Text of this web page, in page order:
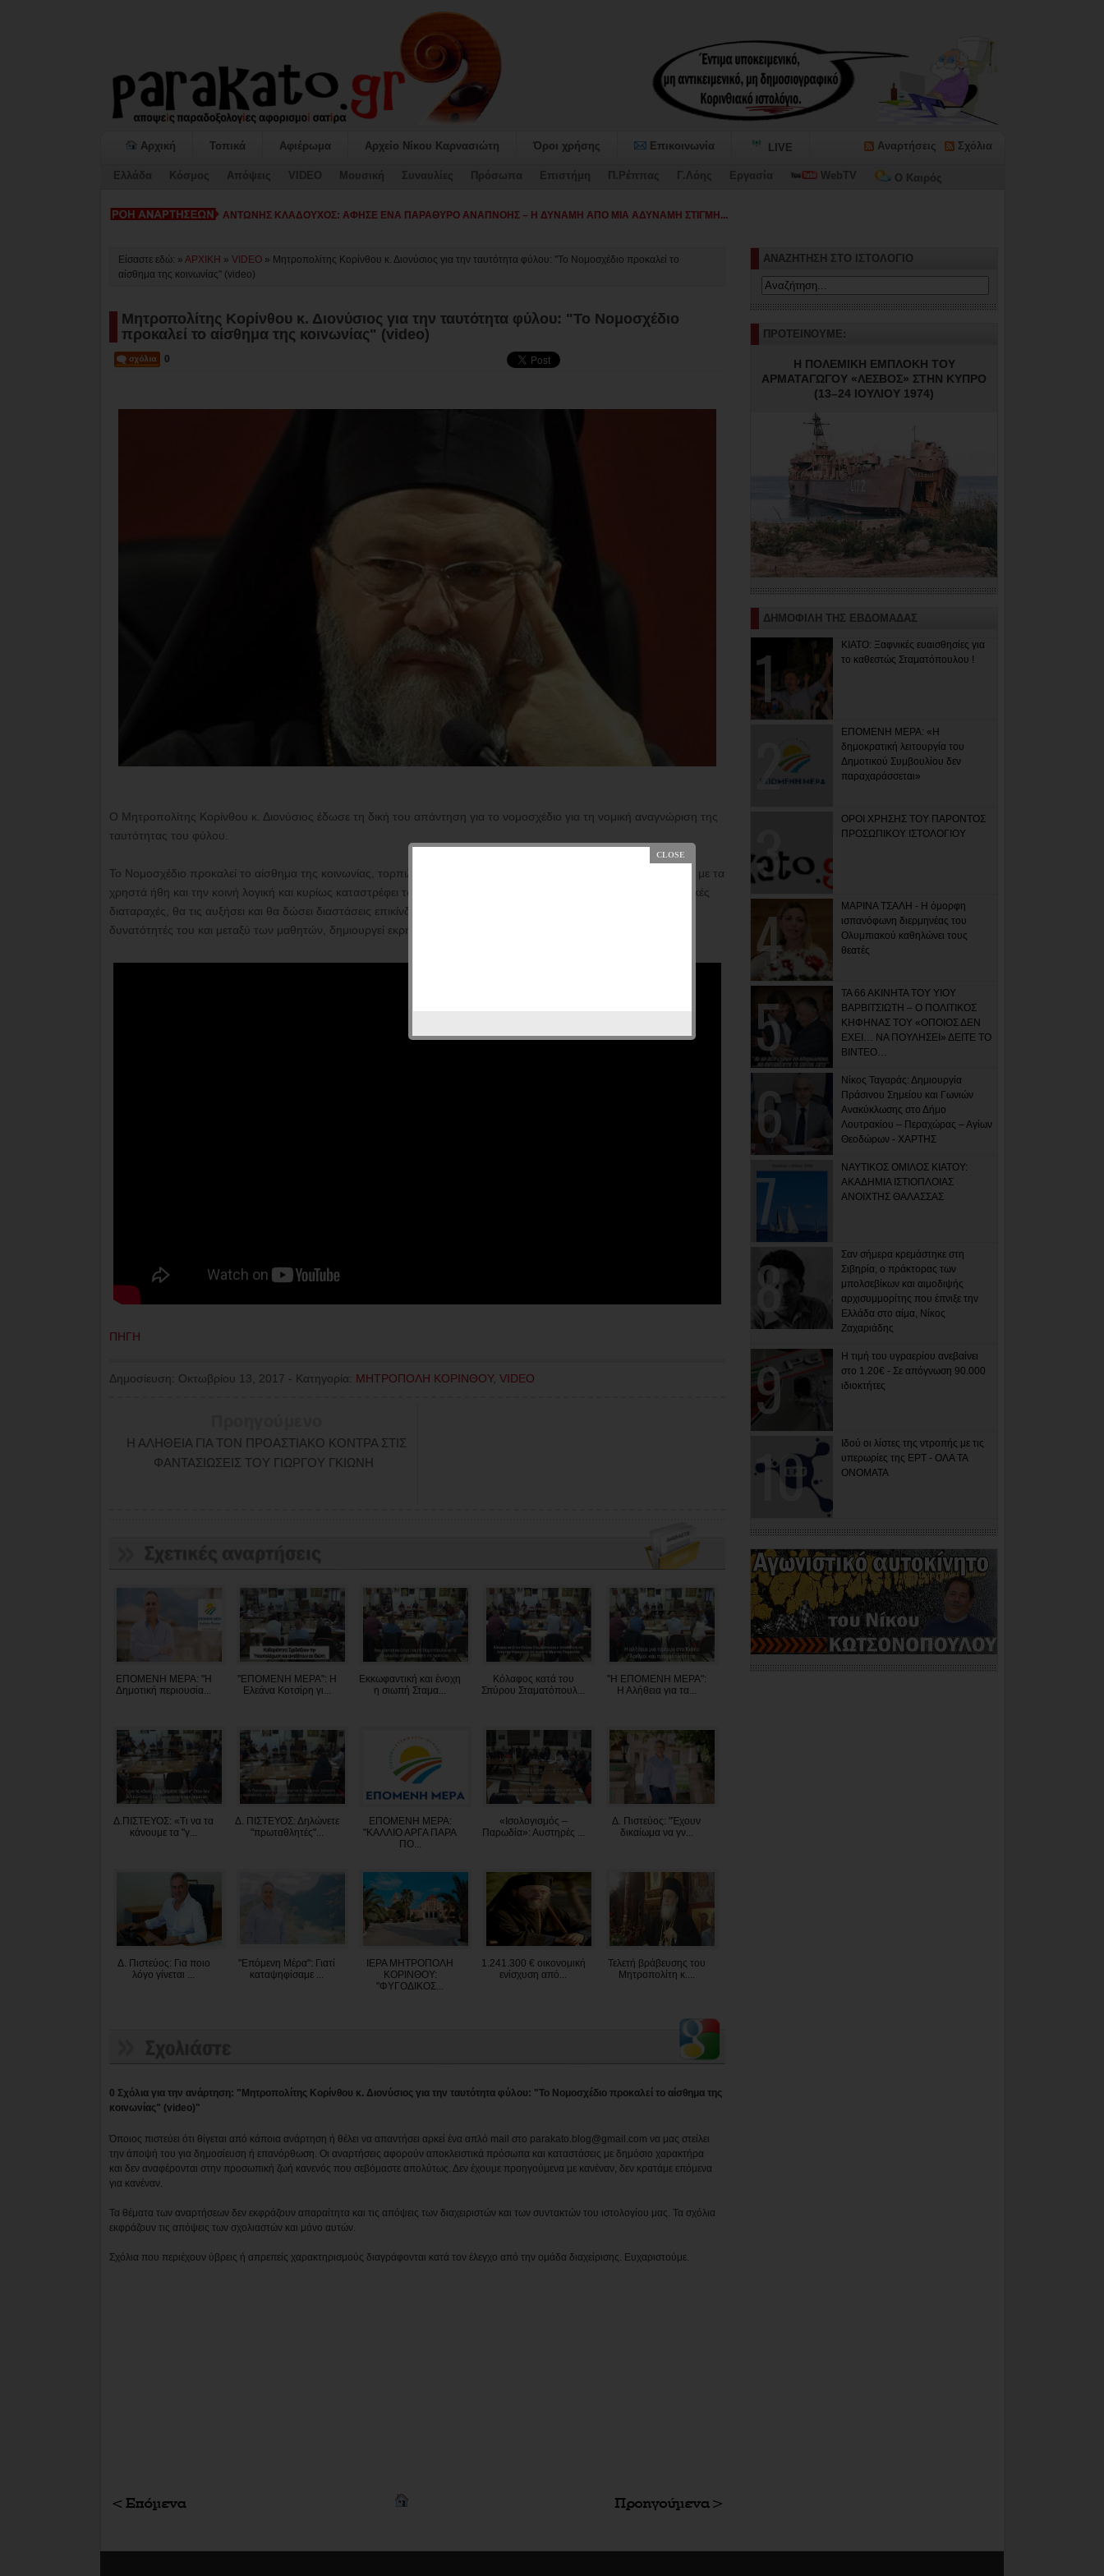
Αρχική Τοπικά Αφιέρωμα Αρχείο Νίκου Καρνασιώτη Όροι χρήσης Επικοινωνία LIVE Αναρτήσεις Σχόλια
Ελλάδα Κόσμος Απόψεις VIDEO Μουσική Συναυλίες Πρόσωπα Επιστήμη Π.Ρέππας Γ.Λόης Εργασία WebTV Ο Καιρός
ΚΙΑΤΟ: _
Είσαστε εδώ: » ΑΡΧΙΚΗ » VIDEO » Μητροπολίτης Κορίνθου κ. Διονύσιος για την ταυτότητα φύλου: "Το Νομοσχέδιο προκαλεί το
αίσθημα της κοινωνίας" (video)
Μητροπολίτης Κορίνθου κ. Διονύσιος για την ταυτότητα φύλου: "Το Νομοσχέδιο
προκαλεί το αίσθημα της κοινωνίας" (video)
0
O Μητροπολίτης Κορίνθου κ. Διονύσιος έδωσε τη δική του απάντηση για το νομοσχέδιο για τη νομική αναγνώριση της
ταυτότητας του φύλου.
Το Νομοσχέδιο προκαλεί το αίσθημα της κοινωνίας, τορπιλίζει τον ιερό θεσμό της οικογένειας, έρχεται σε αντίθεση με τα
χρηστά ήθη και την κοινή λογική και κυρίως καταστρέφει τον άνθρωπο. Αντί να λιγοστεύει τη σύγχυση και τις ψυχικές
διαταραχές, θα τις αυξήσει και θα δώσει διαστάσεις επικίνδυνου κοινωνικού φαινομένου. Ιδίως όταν επεκτείνει τις
δυνατότητές του και μεταξύ των μαθητών, δημιουργεί εκρηκτική κατάσταση και στα σχολεία.
ΠΗΓΗ
Δημοσίευση: Οκτωβρίου 13, 2017 - Κατηγορία: ΜΗΤΡΟΠΟΛΗ ΚΟΡΙΝΘΟΥ, VIDEO
Η ΑΛΗΘΕΙΑ ΓΙΑ ΤΟΝ ΠΡΟΑΣΤΙΑΚΟ ΚΟΝΤΡΑ ΣΤΙΣ
ΦΑΝΤΑΣΙΩΣΕΙΣ ΤΟΥ ΓΙΩΡΓΟΥ ΓΚΙΩΝΗ
ΕΠΟΜΕΝΗ ΜΕΡΑ: "Η
Δημοτική περιουσία...
"ΕΠΟΜΕΝΗ ΜΕΡΑ": Η
Ελεάνα Κοτσίρη γι...
Εκκωφαντική και ένοχη
η σιωπή Σταμα...
Kόλαφος κατά του
Σπύρου Σταματόπουλ...
"Η ΕΠΟΜΕΝΗ ΜΕΡΑ":
Η Αλήθεια για τα...
Δ.ΠΙΣΤΕΥΟΣ: «Τι να τα
κάνουμε τα "γ...
Δ. ΠΙΣΤΕΥΟΣ: Δηλώνετε
"πρωταθλητές"...
ΕΠΟΜΕΝΗ ΜΕΡΑ:
"ΚΑΛΛΙΟ ΑΡΓΑ ΠΑΡΑ
ΠΟ...
«Ισολογισμός –
Παρωδία»: Αυστηρές ...
Δ. Πιστεύος: "Έχουν
δικαίωμα να γν...
Δ. Πιστεύος: Για ποιο
λόγο γίνεται ...
"Επόμενη Μέρα": Γιατί
καταψηφίσαμε ...
ΙΕΡΑ ΜΗΤΡΟΠΟΛΗ
ΚΟΡΙΝΘΟΥ:
"ΦΥΓΟΔΙΚΟΣ...
1.241.300 € οικονομική
ενίσχυση από...
Τελετή βράβευσης του
Μητροπολίτη κ....
0 Σχόλια για την ανάρτηση: "Μητροπολίτης Κορίνθου κ. Διονύσιος για την ταυτότητα φύλου: "Το Νομοσχέδιο προκαλεί το αίσθημα της
κοινωνίας" (video)"
Όποιος πιστεύει ότι θίγεται από κάποια ανάρτηση ή θέλει να απαντήσει αρκεί ένα απλό mail στο parakato.blog@gmail.com να μας στείλει
την άποψή του για δημοσίευση ή επανόρθωση. Οι αναρτήσεις αφορούν αποκλειστικά πρόσωπα και καταστάσεις με δημόσιο χαρακτήρα
και δεν αναφέρονται στην προσωπική ζωή κανενός που σεβόμαστε απολύτως. Δεν έχουμε προηγούμενα με κανέναν, δεν κρατάμε επόμενα
για κανέναν.
Τα θέματα των αναρτήσεων δεν εκφράζουν απαραίτητα και τις απόψεις των διαχειριστών και των συντακτών του ιστολογίου μας. Τα σχόλια
εκφράζουν τις απόψεις των σχολιαστών και μόνο αυτών.
Σχόλια που περιέχουν ύβρεις ή απρεπείς χαρακτηρισμούς διαγράφονται κατά τον έλεγχο από την ομάδα διαχείρισης. Ευχαριστούμε.
ΑΝΑΖΗΤΗΣΗ ΣΤΟ ΙΣΤΟΛΟΓΙΟ
ΠΡΟΤΕΙΝΟΥΜΕ:
Η ΠΟΛΕΜΙΚΗ ΕΜΠΛΟΚΗ ΤΟΥ
ΑΡΜΑΤΑΓΩΓΟΥ «ΛΕΣΒΟΣ» ΣΤΗΝ ΚΥΠΡΟ
(13–24 ΙΟΥΛΙΟΥ 1974)
ΔΗΜΟΦΙΛΗ ΤΗΣ ΕΒΔΟΜΑΔΑΣ
ΚΙΑΤΟ: Ξαφνικές ευαισθησίες για
το καθεστώς Σταματόπουλου !
ΕΠΟΜΕΝΗ ΜΕΡΑ: «Η
δημοκρατική λειτουργία του
Δημοτικού Συμβουλίου δεν
παραχαράσσεται»
ΟΡΟΙ ΧΡΗΣΗΣ ΤΟΥ ΠΑΡΟΝΤΟΣ
ΠΡΟΣΩΠΙΚΟΥ ΙΣΤΟΛΟΓΙΟΥ
ΜΑΡΙΝΑ ΤΣΑΛΗ - Η όμορφη
ισπανόφωνη διερμηνέας του
Ολυμπιακού καθηλώνει τους
θεατές
ΤΑ 66 ΑΚΙΝΗΤΑ ΤΟΥ ΥΙΟΥ
ΒΑΡΒΙΤΣΙΩΤΗ – Ο ΠΟΛΙΤΙΚΟΣ
ΚΗΦΗΝΑΣ ΤΟΥ «ΟΠΟΙΟΣ ΔΕΝ
ΕΧΕΙ… ΝΑ ΠΟΥΛΗΣΕΙ» ΔΕΙΤΕ ΤΟ
ΒΙΝΤΕΟ…
Νίκος Ταγαράς: Δημιουργία
Πράσινου Σημείου και Γωνιών
Ανακύκλωσης στο Δήμο
Λουτρακίου – Περαχώρας – Αγίων
Θεοδώρων - ΧΑΡΤΗΣ
ΝΑΥΤΙΚΟΣ ΟΜΙΛΟΣ ΚΙΑΤΟΥ:
ΑΚΑΔΗΜΙΑ ΙΣΤΙΟΠΛΟΙΑΣ
ΑΝΟΙΧΤΗΣ ΘΑΛΑΣΣΑΣ
Σαν σήμερα κρεμάστηκε στη
Σιβηρία, ο πράκτορας των
μπολσεβίκων και αιμοδιψής
αρχισυμμορίτης που έπνιξε την
Ελλάδα στο αίμα, Νίκος
Ζαχαριάδης
Η τιμή του υγραερίου ανεβαίνει
στο 1.20€ - Σε απόγνωση 90.000
ιδιοκτήτες
Ιδού οι λίστες της ντροπής με τις
υπερωρίες της ΕΡΤ - ΟΛΑ ΤΑ
ΟΝΟΜΑΤΑ